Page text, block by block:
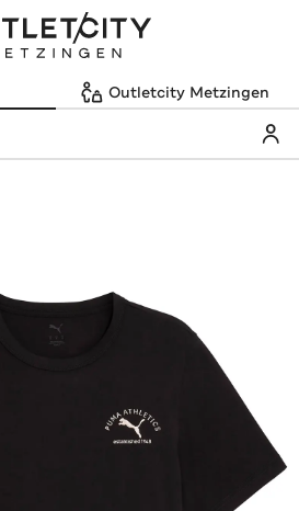
Outletcity Metzingen